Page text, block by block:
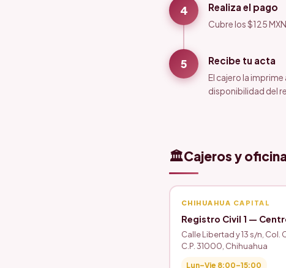
4 Realiza el pago
Cubre los $125
5 Recibe tu acta
El cajero la
disponibilidad del
🏛️Cajeros y
CHIHUAHUA CAPITAL
Registro Civil 1 —
Calle Libertad y 13 s/n, Col.
C.P. 31000, Chihuahua
Lun–Vie 8:00–15:00